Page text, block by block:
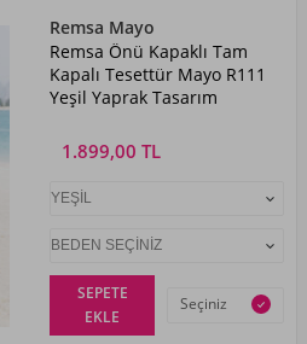
Remsa Mayo
Remsa Önü Kapaklı Tam
Kapalı Tesettür Mayo R111
Yeşil Yaprak Tasarım
1.899,00 TL
SEPETE
EKLE
Seçiniz